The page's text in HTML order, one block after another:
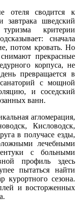
отеля сводится к
завтрака шведский
критерии
сначала
потом кровать. Но
прекрасные
корпуса, не
превращается в
с мощной
и соседский
ванн.
агломерация,
Кисловодск,
в получасе езды,
лечебными
с больными
профиль здесь
пытаться найти
курортного сезона.
и восторженных